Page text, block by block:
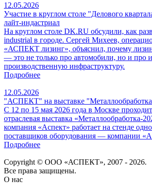
12.05.2026
Участие в круглом столе "Делового
лайт-индастриал
На круглом столе DK.RU обсудили, как
industrial в городе. Сергей Михеев,
«АСПЕКТ лизинг», объяснил, почему
— это не только про автомобили, но и про
производственную инфраструктуру.
Подробнее
12.05.2026
"АСПЕКТ" на выставке
С 12 по 15 мая 2026 года в Москве
отраслевая выставка
компания «Аспект» работает на стенде
поставщиков оборудования — компании
Подробнее
Copyright © ООО «АСПЕКТ», 2007 - 2026.
Все права защищены.
О нас